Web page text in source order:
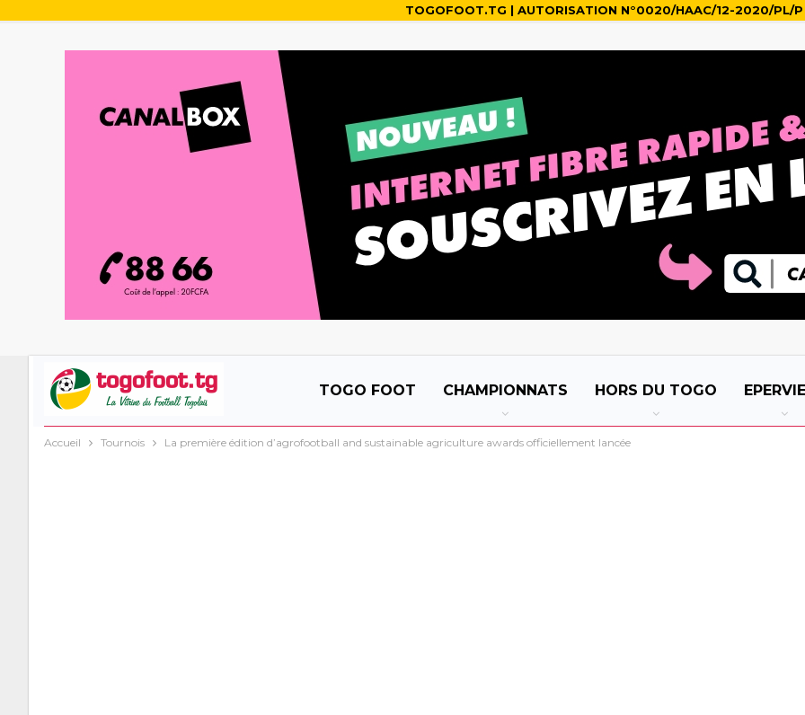
TOGOFOOT.TG | AUTORISATION N°0020/HAAC/12-2020/PL/P
TOGO FOOT CHAMPIONNATS HORS DU TOGO
Accueil Tournois La première édition d’agrofootball and sustainable agriculture awards officiellement lancée